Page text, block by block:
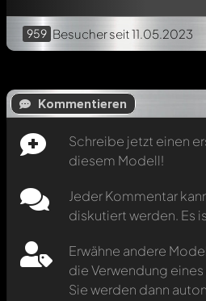
959 Besucherseit 11.05.2023
Kommentieren
Schreibe jetzt einen
diesem Modell!
Jeder Kommentar
diskutiert werden. Es
Erwähne andere
die Verwendung eines
Sie werden dann